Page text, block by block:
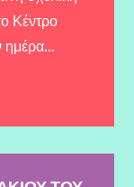
Κέντρο
ημέρα…